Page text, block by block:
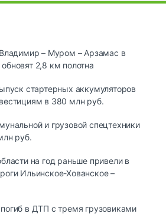
– Муром – Арзамас в
2,8 км полотна
стартерных аккумуляторов
в 380 млн руб.
и грузовой спецтехники
руб.
на год раньше привели в
Ильинское-Хованское –
в ДТП с тремя грузовиками